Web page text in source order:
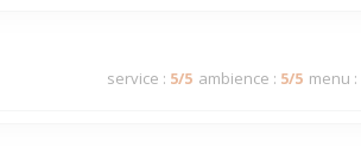
service : 5/5 ambience : 5/5 menu :